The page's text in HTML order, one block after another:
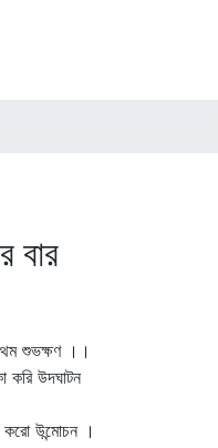
বার
শুভক্ষণ ।।
উদঘাটন
উন্মোচন ।